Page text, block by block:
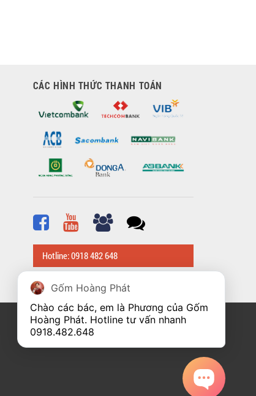
CÁC HÌNH THỨC THANH TOÁN
Hotline: 0918 482 648
Gốm Hoàng Phát
Chào các bác, em là Phương của Gốm
0918.482.648